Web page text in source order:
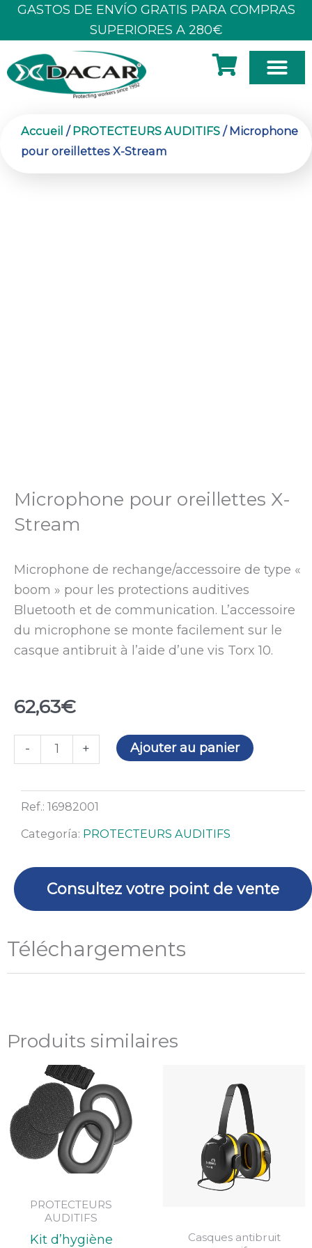
AllerGASTOS DE ENVÍO GRATIS PARA COMPRAS
SUPERIORES A 280€
Accueil /PROTECTEURS AUDITIFS / Microphone
pour oreillettes X-Stream
Microphone pour oreillettes X-
Stream
Microphone de rechange/accessoire de type «
boom » pour les protections auditives
Bluetooth et de communication. L’accessoire
du microphone se monte facilement sur le
casque antibruit à l’aide d’une vis Torx 10.
62,63€
-
quantité
de
pour
Stream
+ Ajouter au panier
Ref.: 16982001
Categoría: PROTECTEURS AUDITIFS
Consultez votre point de vente
Téléchargements
Produits similaires
PROTECTEURS
AUDITIFS
Kit d’hygiène
Casques antibruit